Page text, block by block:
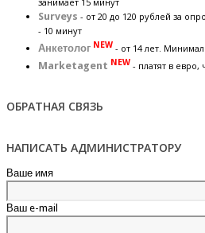
Surveys - от 20 до 120 рублей за
- 10 минут
Анкетолог NEW - от 14 лет.
Marketagent NEW - платят в
ОБРАТНАЯ СВЯЗЬ
НАПИСАТЬ АДМИНИСТРАТОРУ
Ваше имя
Ваш e-mail